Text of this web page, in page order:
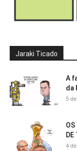
Jaraki Ticado
A
da
5
OS
DE
4